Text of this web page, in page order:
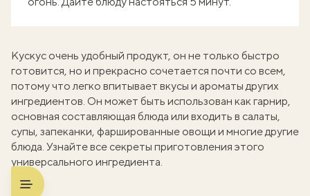
Кускус очень удобный продукт, он не только быстро
готовится, но и прекрасно сочетается почти со всем,
потому что легко впитывает вкусы и ароматы других
ингредиентов. Он может быть использован как гарнир,
основная составляющая блюда или входить в салаты,
супы, запеканки, фаршированные овощи и многие другие
блюда. Узнайте все секреты приготовления этого
универсального ингредиента.